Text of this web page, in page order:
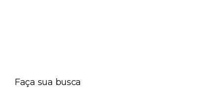
Faça sua busca